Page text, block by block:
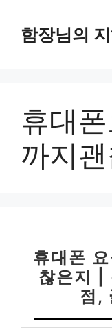
함장님의
휴대
까지
휴대폰
찮은지 |
점,